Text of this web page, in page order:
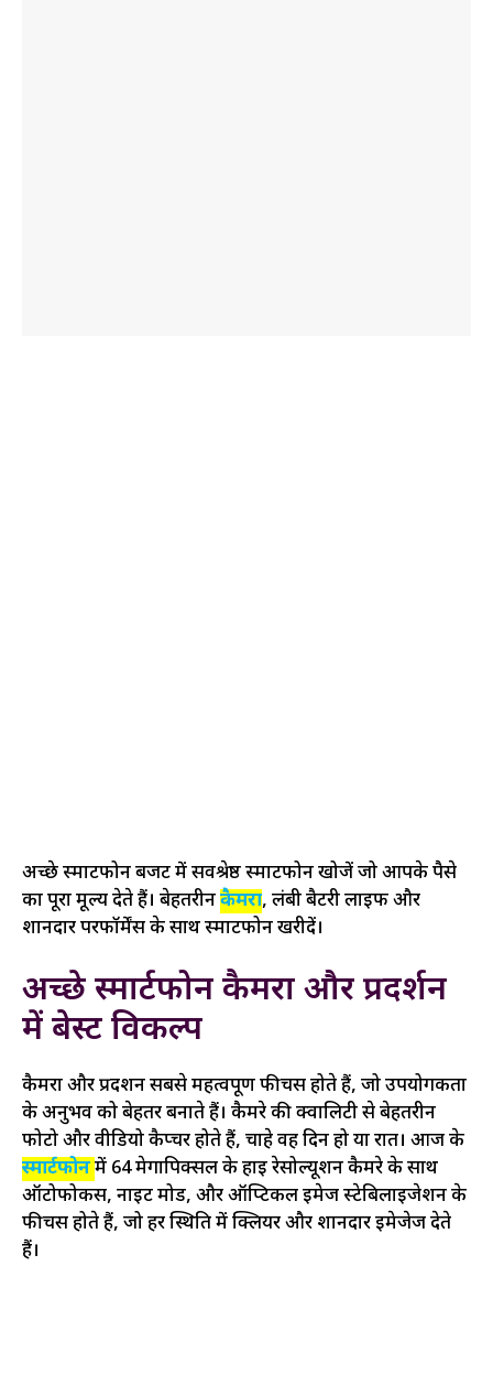
अच्छे स्मार्टफोन बजट में सर्वश्रेष्ठ स्मार्टफोन खोजें जो आपके पैसे
का पूरा मूल्य देते हैं। बेहतरीनकैमरा, लंबी बैटरी लाइफ और
शानदार परफॉर्मेंस के साथ स्मार्टफोन खरीदें।
अच्छे स्मार्टफोन कैमरा और प्रदर्शन
में बेस्ट विकल्प
कैमरा और प्रदर्शन सबसे महत्वपूर्ण फीचर्स होते हैं, जो उपयोगकर्ता
के अनुभव को बेहतर बनाते हैं। कैमरे की क्वालिटी से बेहतरीन
फोटो और वीडियो कैप्चर होते हैं, चाहे वह दिन हो या रात। आज के
स्मार्टफोनमें 64 मेगापिक्सल के हाई रेसोल्यूशन कैमरे के साथ
ऑटोफोकस, नाइट मोड, और ऑप्टिकल इमेज स्टेबिलाइजेशन के
फीचर्स होते हैं, जो हर स्थिति में क्लियर और शानदार इमेजेज देते
हैं।